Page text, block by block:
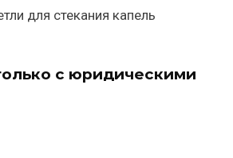
для стекания капель
с юридическими